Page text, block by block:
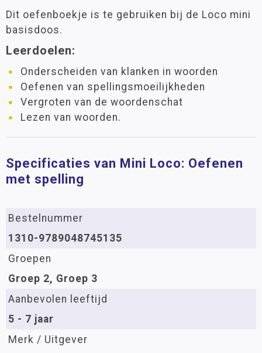
Dit oefenboekje is te gebruiken bij de Loco mini
basisdoos.
Leerdoelen:
Onderscheiden van klanken in woorden
Oefenen van spellingsmoeilijkheden
Vergroten van de woordenschat
Lezen van woorden.
Specificaties van Mini Loco: Oefenen
met spelling
Bestelnummer
1310-9789048745135
Groepen
Groep 2, Groep 3
Aanbevolen leeftijd
5 - 7 jaar
Merk / Uitgever